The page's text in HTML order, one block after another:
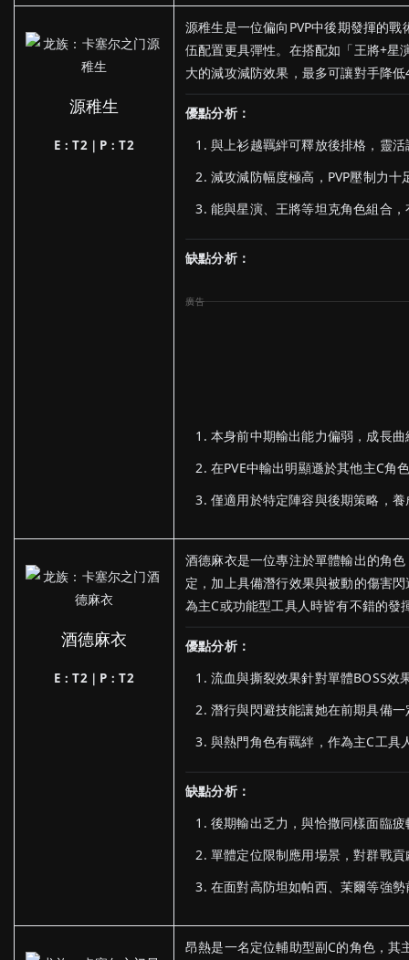
源稚生
E：T2｜P：T2
源稚生是一位偏向PVP中後期發揮的
伍配置更具彈性。在搭配如「王將+星
大的減攻減防效果，最多可讓對手降
優點分析：
與上衫越羈絆可釋放後排格，靈
減攻減防幅度極高，PVP壓制力十
能與星演、王將等坦克角色組合
缺點分析：
本身前中期輸出能力偏弱，成長曲
在PVE中輸出明顯遜於其他主C角
僅適用於特定陣容與後期策略，
酒德麻衣
E：T2｜P：T2
酒德麻衣是一位專注於單體輸出的角
定，加上具備潛行效果與被動的傷害
為主C或功能型工具人時皆有不錯的
優點分析：
流血與撕裂效果針對單體BOSS效
潛行與閃避技能讓她在前期具備
與熱門角色有羈絆，作為主C工具
缺點分析：
後期輸出乏力，與恰撒同樣面臨
單體定位限制應用場景，對群戰
在面對高防坦如帕西、茉爾等強
昂熱是一名定位輔助型副C的角色，其